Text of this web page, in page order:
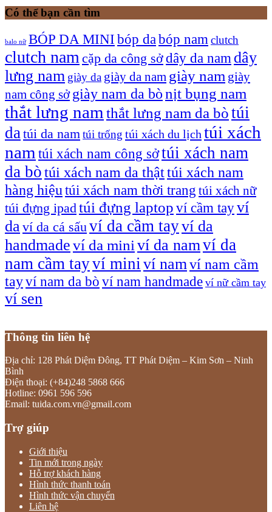
Có thể bạn cần tìm
balo nữ BÓP DA MINI bóp da bóp nam clutch
clutch nam cặp da công sởdây da nam dây
lưng nam giày da giày da nam giày nam giày
nam công sở giày nam da bònịt bụng nam
thắt lưng nam thắt lưng nam da bòtúi
da túi da namtúi trống túi xách du lịch túi xách
nam túi xách nam công sởtúi xách nam
da bòtúi xách nam da thậttúi xách nam
hàng hiệu túi xách nam thời trang túi xách nữ
túi đựng ipadtúi đựng laptop ví cầm tayví
daví da cá sấu ví da cầm tayví da
handmadeví da mini ví da namví da
nam cầm tayví mini ví namví nam cầm
tayví nam da bò ví nam handmade ví nữ cầm tay
ví sen
Thông tin liên hệ
Địa chỉ: 128 Phát Diệm Đông, TT Phát Diệm – Kim Sơn – Ninh
Bình
Điện thoại: (+84)248 5868 666
Hotline: 0961 596 596
Email: tuida.com.vn@gmail.com
Trợ giúp
Giới thiệu
Tin mới trong ngày
Hỗ trợ khách hàng
Hình thức thanh toán
Hình thức vận chuyển
Liên hệ